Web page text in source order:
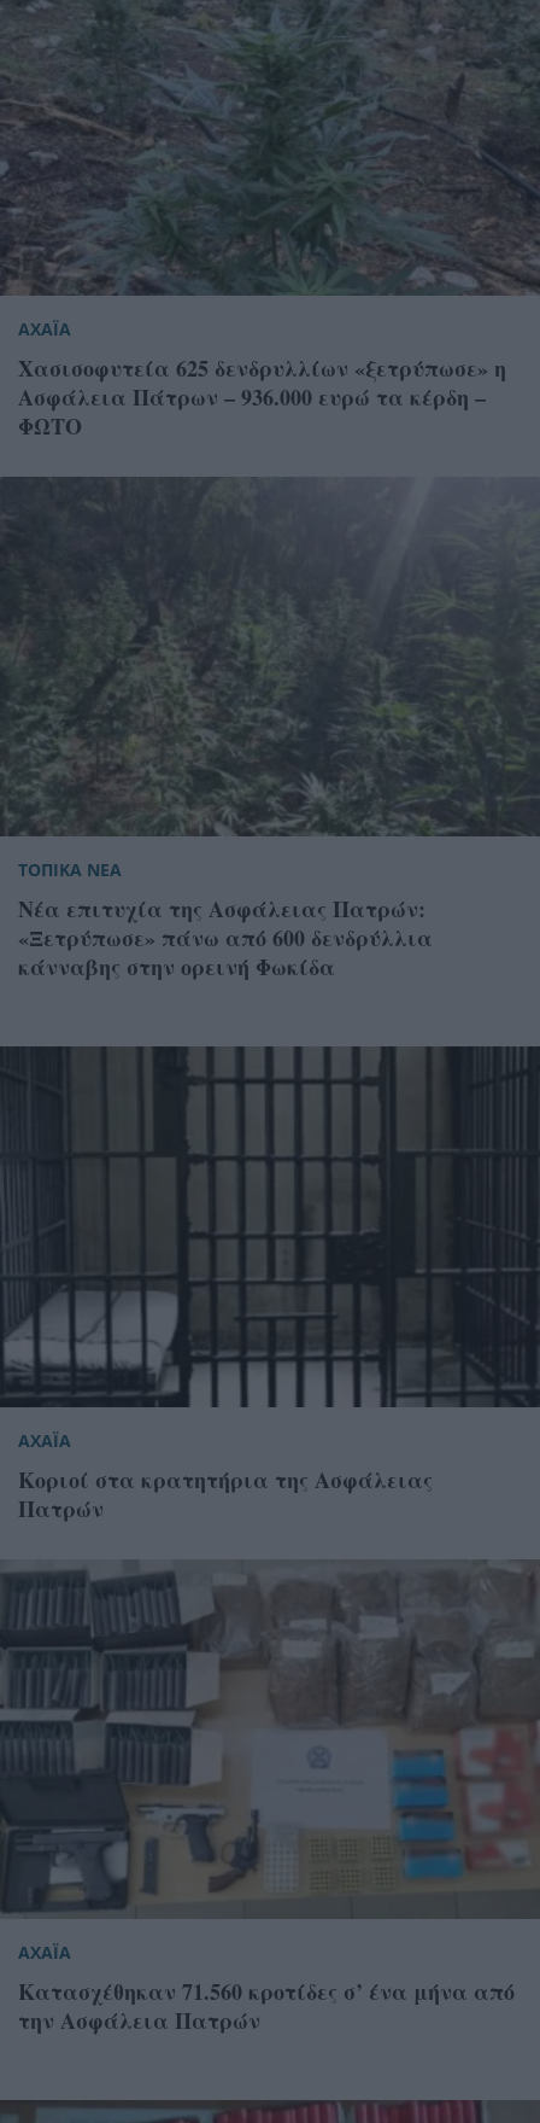
ΑΧΑΪΑ
Xασισοφυτεία 625 δενδρυλλίων «ξετρύπωσε» η
Ασφάλεια Πάτρων – 936.000 ευρώ τα κέρδη –
ΦΩΤΟ
ΤΟΠΙΚΑ ΝΕΑ
Νέα επιτυχία της Ασφάλειας Πατρών:
«Ξετρύπωσε» πάνω από 600 δενδρύλλια
κάνναβης στην ορεινή Φωκίδα
ΑΧΑΪΑ
Κοριοί στα κρατητήρια της Ασφάλειας
Πατρών
ΑΧΑΪΑ
Κατασχέθηκαν 71.560 κροτίδες σ’ ένα μήνα από
την Ασφάλεια Πατρών